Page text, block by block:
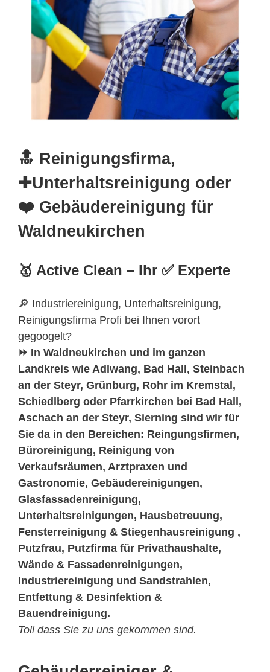
🔝 Reinigungsfirma,
✚Unterhaltsreinigung oder
❤️ Gebäudereinigung für
Waldneukirchen
🥇 Active Clean – Ihr ✅ Experte
🔎 Industriereinigung, Unterhaltsreinigung,
Reinigungsfirma Profi bei Ihnen vorort
gegoogelt?
⏩ In Waldneukirchen und im ganzen
Landkreis wie Adlwang, Bad Hall, Steinbach
an der Steyr, Grünburg, Rohr im Kremstal,
Schiedlberg oder Pfarrkirchen bei Bad Hall,
Aschach an der Steyr, Sierning sind wir für
Sie da in den Bereichen: Reingungsfirmen,
Büroreinigung, Reinigung von
Verkaufsräumen, Arztpraxen und
Gastronomie, Gebäudereinigungen,
Glasfassadenreinigung,
Unterhaltsreinigungen, Hausbetreuung,
Fensterreinigung & Stiegenhausreinigung ,
Putzfrau, Putzfirma für Privathaushalte,
Wände & Fassadenreinigungen,
Industriereinigung und Sandstrahlen,
Entfettung & Desinfektion &
Bauendreinigung.
Toll dass Sie zu uns gekommen sind.